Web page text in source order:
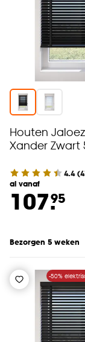
Houten
Xander Zwart
4.4(
al vanaf
107.95
Bezorgen 5 weken
-50%